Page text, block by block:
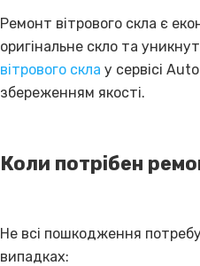
Ремонт вітрового скла є
оригінальне скло та
вітрового скла у сервісі
збереженням якості.
Коли потрібен
Не всі пошкодження
випадках: